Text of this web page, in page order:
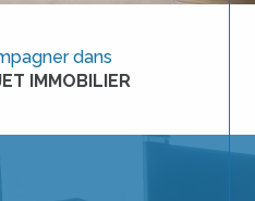
dans
IMMOBILIER